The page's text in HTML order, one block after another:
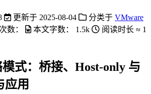
更新于 2025-08-04 分类于 VMware
数： 本文字数： 1.5k 阅读时长 ≈ 1
式：桥接、Host-only 与
应用